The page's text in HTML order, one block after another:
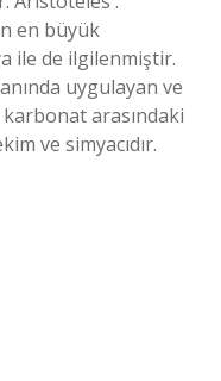
en büyük
ile de ilgilenmiştir.
uygulayan ve
arasındaki
ve simyacıdır.